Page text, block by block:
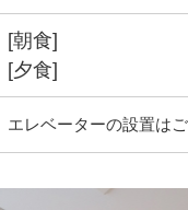
[朝食]
[夕食]
エレベーターの設置は